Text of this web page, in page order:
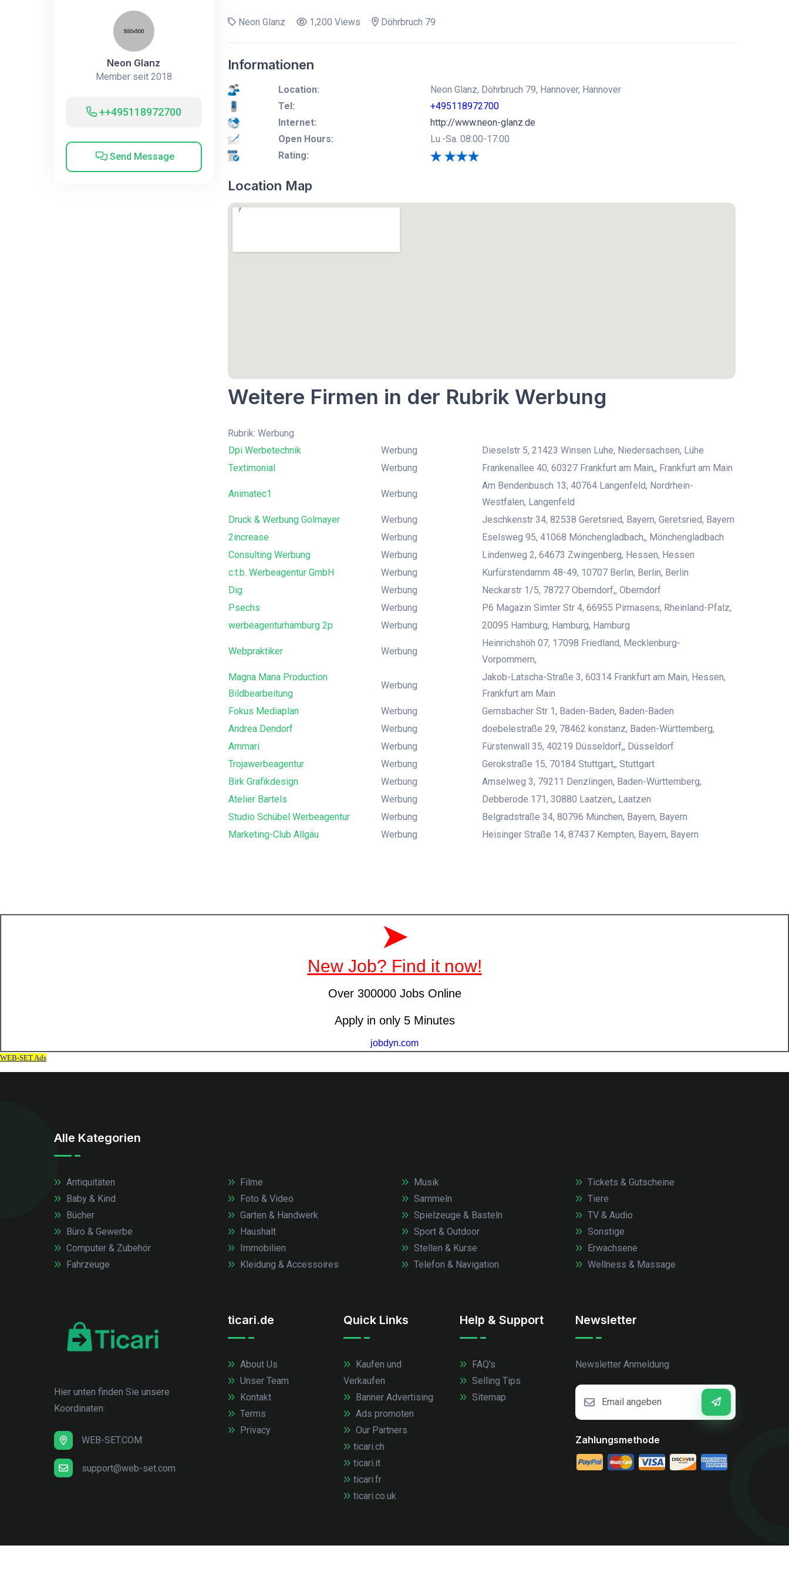
Neon Glanz
Member seit 2018
++495118972700
Send Message
Neon Glanz 1,200 Views Döhrbruch 79
Informationen
Location:
Neon Glanz, Döhrbruch 79, Hannover, Hannover
Tel:
+495118972700
Internet:
http://www.neon-glanz.de
Open Hours:
Lu.-Sa. 08:00-17:00
Rating:
Location Map
Weitere Firmen in der Rubrik Werbung
Rubrik: Werbung
Dpi Werbetechnik
Werbung
Dieselstr 5, 21423 Winsen Luhe, Niedersachsen, Lühe
Textimonial
Werbung Frankenallee 40, 60327 Frankfurt am Main,, Frankfurt am Main
Animatec1 Werbung
Am Bendenbusch 13, 40764 Langenfeld, Nordrhein-
Westfalen, Langenfeld
Druck & Werbung Golmayer
Werbung
Jeschkenstr 34, 82538 Geretsried, Bayern, Geretsried, Bayern
2increase
Werbung
Eselsweg 95, 41068 Mönchengladbach,, Mönchengladbach
Consulting Werbung
Werbung
Lindenweg 2, 64673 Zwingenberg, Hessen, Hessen
c.t.b. Werbeagentur GmbH
Werbung
Kurfürstendamm 48-49, 10707 Berlin, Berlin, Berlin
Dig
Werbung
Neckarstr 1/5, 78727 Oberndorf,, Oberndorf
Psechs
Werbung
P6 Magazin Simter Str 4, 66955 Pirmasens, Rheinland-Pfalz,
werbeagenturhamburg 2p
Werbung 20095 Hamburg, Hamburg, Hamburg
Webpraktiker Werbung
Heinrichshöh 07, 17098 Friedland, Mecklenburg-
Vorpommern,
Magna Mana Production
Bildbearbeitung
Werbung
Jakob-Latscha-Straße 3, 60314 Frankfurt am Main, Hessen,
Frankfurt am Main
Fokus Mediaplan
Werbung
Gernsbacher Str 1, Baden-Baden, Baden-Baden
Andrea Dendorf
Werbung
doebelestraße 29, 78462 konstanz, Baden-Württemberg,
Ammari
Werbung
Fürstenwall 35, 40219 Düsseldorf,, Düsseldorf
Trojawerbeagentur
Werbung
Gerokstraße 15, 70184 Stuttgart,, Stuttgart
Birk Grafikdesign
Werbung
Amselweg 3, 79211 Denzlingen, Baden-Württemberg,
Atelier Bartels
Werbung
Debberode 171, 30880 Laatzen,, Laatzen
Studio Schübel Werbeagentur
Werbung
Belgradstraße 34, 80796 München, Bayern, Bayern
Marketing-Club Allgäu
Werbung Heisinger Straße 14, 87437 Kempten, Bayern, Bayern
Alle Kategorien
Antiquitäten
Baby & Kind
Bücher
Büro & Gewerbe
Computer & Zubehör
Fahrzeuge
Filme
Foto & Video
Garten & Handwerk
Haushalt
Immobilien
Kleidung & Accessoires
Musik
Sammeln
Spielzeuge & Basteln
Sport & Outdoor
Stellen & Kurse
Telefon & Navigation
Tickets & Gutscheine
Tiere
TV & Audio
Sonstige
Erwachsene
Wellness & Massage
Hier unten finden Sie unsere
Koordinaten:
WEB-SET.COM
support@web-set.com
ticari.de
About Us
Unser Team
Kontakt
Terms
Privacy
Quick Links
Kaufen und
Verkaufen
Banner Advertising
Ads promoten
Our Partners
ticari.ch
ticari.it
ticari.fr
ticari.co.uk
Help & Support
FAQ's
Selling Tips
Sitemap
Newsletter
Newsletter Anmeldung
Zahlungsmethode